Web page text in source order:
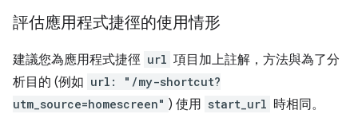
評估應用程式捷徑的使用情形
建議您為應用程式捷徑 url 項目加上註解，方法與為了分
析目的 (例如 url: "/my-shortcut?
utm_source=homescreen" ) 使用 start_url 時相同。